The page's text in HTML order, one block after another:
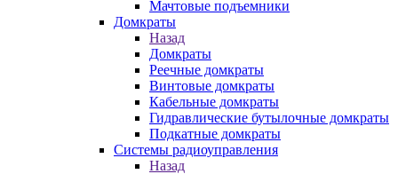
Мачтовые подъемники
Домкраты
Назад
Домкраты
Реечные домкраты
Винтовые домкраты
Кабельные домкраты
Гидравлические бутылочные домкраты
Подкатные домкраты
Системы радиоуправления
Назад